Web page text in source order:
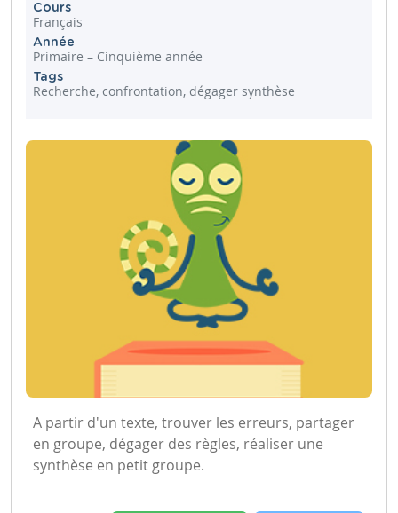
Cours
Français
Année
Primaire – Cinquième année
Tags
Recherche, confrontation, dégager synthèse
A partir d'un texte, trouver les erreurs, partager
en groupe, dégager des règles, réaliser une
synthèse en petit groupe.